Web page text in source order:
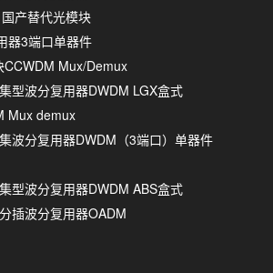
产替代光模块
器3端口单器件
Mux/Demux
型波分复用器DWDM LGX盒式
Mux demux
波分复用器DWDM（3端口）单器件
型波分复用器DWDM ABS盒式
插波分复用器OADM